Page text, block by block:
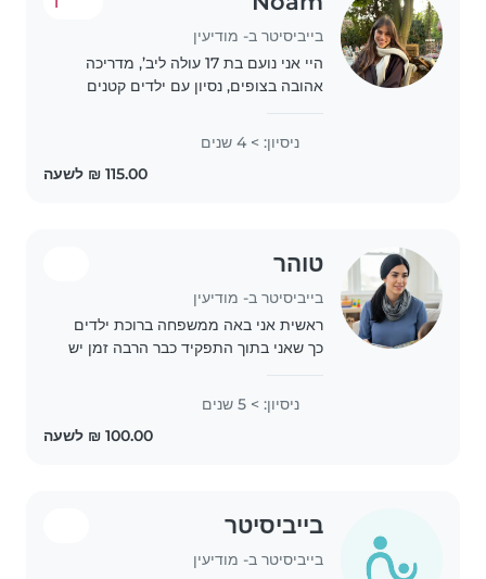
בייביסיטר ב- מודיעין
היי אני נועם בת 17 עולה ליב’, מדריכה
אהובה בצופים, נסיון עם ילדים קטנים
בלימודים, דוברת אנגלית, מבשלת ואופה.
ניסיון: > 4 שנים
טוהר
בייביסיטר ב- מודיעין
ראשית אני באה ממשפחה ברוכת ילדים
כך שאני בתוך התפקיד כבר הרבה זמן יש
בקיצור אני חייה ילדים .
ניסיון: > 5 שנים
בייביסיטר
בייביסיטר ב- מודיעין